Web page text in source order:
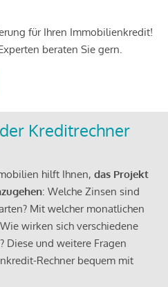
für Ihren Immobilienkredit!
beraten Sie gern.
Kreditrechner
hilft Ihnen, das Projekt
: Welche Zinsen sind
Mit welcher monatlichen
wirken sich verschiedene
Diese und weitere Fragen
Rechner bequem mit